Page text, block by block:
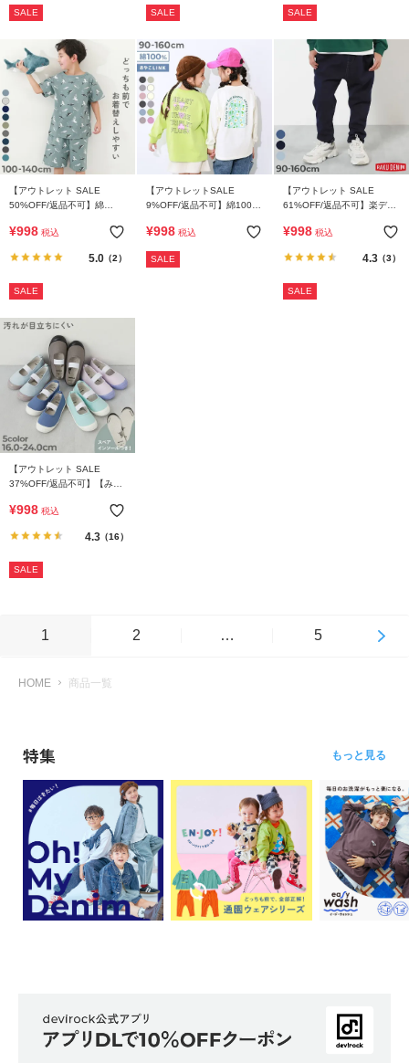
SALE SALE SALE
【アウトレット SALE
50%OFF/返品不可】綿
ャマ
¥998 税込
5.0（2）
SALE
【アウトレットSALE
9%OFF/返品不可】綿100％
エットプリント袖リブ 長袖
¥998 税込
SALE
【アウトレット SALE
61%OFF/返品不可】楽デニ
¥998 税込
4.3（3）
SALE
【アウトレット SALE
37%OFF/返品不可】【みん
れが目立たない カラー上履
¥998 税込
4.3（16）
SALE
1 2 … 5
HOME 商品一覧
特集 もっと見る